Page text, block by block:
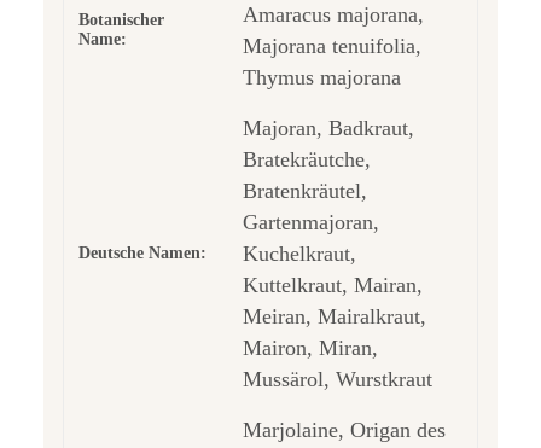
Botanischer
Name:
Amaracus majorana,
Majorana tenuifolia,
Thymus majorana
Deutsche Namen:
Majoran, Badkraut,
Bratekräutche,
Bratenkräutel,
Gartenmajoran,
Kuchelkraut,
Kuttelkraut, Mairan,
Meiran, Mairalkraut,
Mairon, Miran,
Mussärol, Wurstkraut
Marjolaine, Origan des